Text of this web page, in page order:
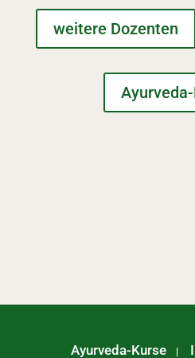
weitere Dozenten
Ayurveda-Kurse |